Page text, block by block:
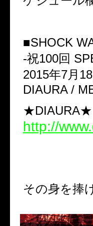
■SHOCK
-祝100回
2015年7月
DIAURA /
★DIAURA★
http://
その身を捧